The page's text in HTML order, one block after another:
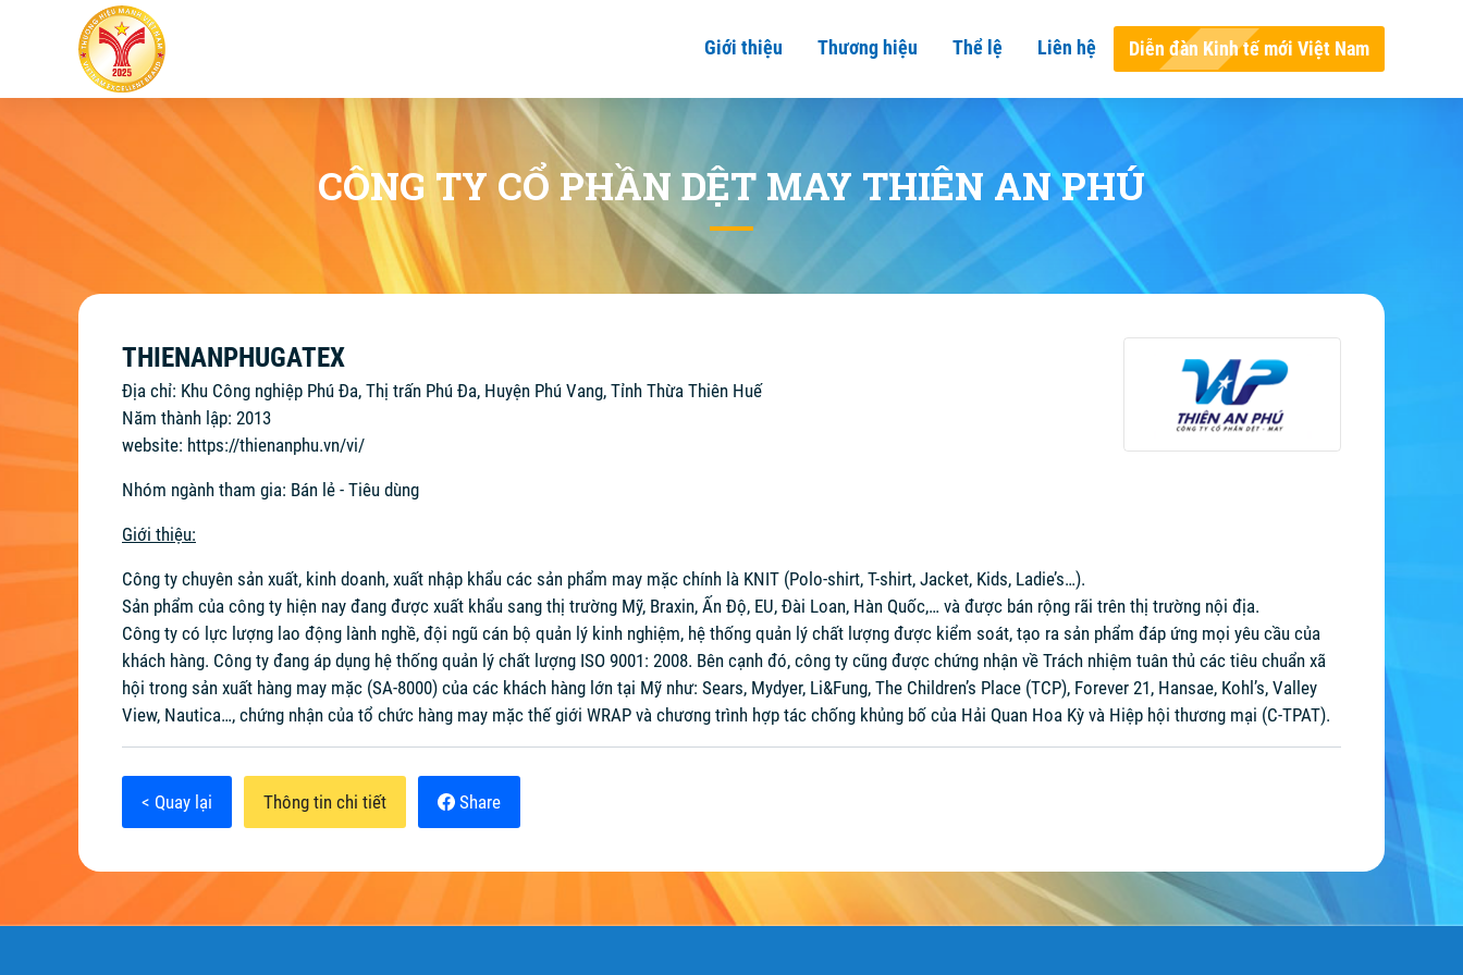
Giới thiệu Thương hiệu Thể lệ Liên hệ Diễn đàn Kinh tế mới Việt Nam
CÔNG TY CỔ PHẦN DỆT MAY THIÊN AN PHÚ
THIENANPHUGATEX
Địa chỉ: Khu Công nghiệp Phú Đa, Thị trấn Phú Đa, Huyện Phú Vang, Tỉnh Thừa Thiên Huế
Năm thành lập: 2013
website: https://thienanphu.vn/vi/
Nhóm ngành tham gia: Bán lẻ - Tiêu dùng
Giới thiệu:
Công ty chuyên sản xuất, kinh doanh, xuất nhập khẩu các sản phẩm may mặc chính là KNIT (Polo-shirt, T-shirt, Jacket, Kids, Ladie’s…).
Sản phẩm của công ty hiện nay đang được xuất khẩu sang thị trường Mỹ, Braxin, Ấn Độ, EU, Đài Loan, Hàn Quốc,… và được bán rộng rãi trên thị trường nội địa.
Công ty có lực lượng lao động lành nghề, đội ngũ cán bộ quản lý kinh nghiệm, hệ thống quản lý chất lượng được kiểm soát, tạo ra sản phẩm đáp ứng mọi yêu cầu của
khách hàng. Công ty đang áp dụng hệ thống quản lý chất lượng ISO 9001: 2008. Bên cạnh đó, công ty cũng được chứng nhận về Trách nhiệm tuân thủ các tiêu chuẩn xã
hội trong sản xuất hàng may mặc (SA-8000) của các khách hàng lớn tại Mỹ như: Sears, Mydyer, Li&Fung, The Children’s Place (TCP), Forever 21, Hansae, Kohl’s, Valley
View, Nautica…, chứng nhận của tổ chức hàng may mặc thế giới WRAP và chương trình hợp tác chống khủng bố của Hải Quan Hoa Kỳ và Hiệp hội thương mại (C-TPAT).
< Quay lại Thông tin chi tiết Share